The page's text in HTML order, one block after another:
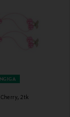
2 tk